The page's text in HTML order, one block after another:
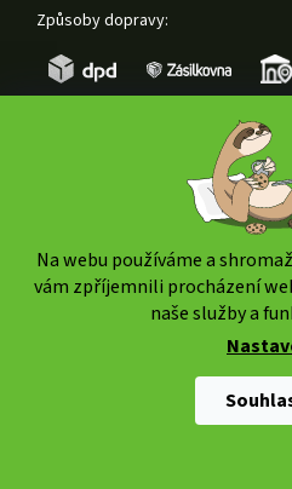
Na webu používáme a
vám zpříjemnili procházení
naše služby a
Způsoby dopravy:
vyhrazena.
Upravit